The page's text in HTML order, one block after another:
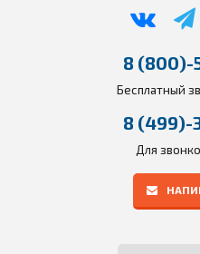
8 (800)-
Бесплатный
8 (499)-
Для